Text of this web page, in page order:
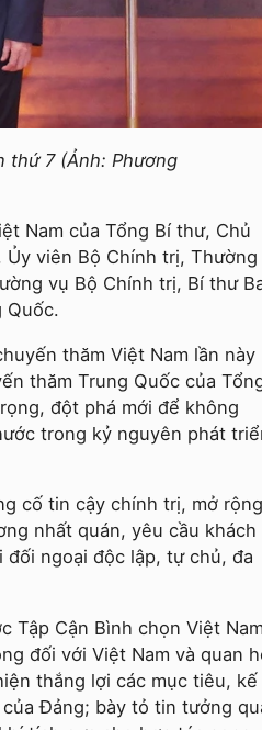
thứ 7 (Ảnh: Phương
Nam của Tổng Bí thư, Chủ
Ủy viên Bộ Chính trị, Thường
vụ Bộ Chính trị, Bí thư
Quốc.
thăm Việt Nam lần này
thăm Trung Quốc của
đột phá mới để không
trong kỷ nguyên phát
cố tin cậy chính trị, mở rộng
nhất quán, yêu cầu khách
ngoại độc lập, tự chủ, đa
Tập Cận Bình chọn Việt Nam
đối với Việt Nam và quan
thắng lợi các mục tiêu, kế
Đảng; bày tỏ tin tưởng